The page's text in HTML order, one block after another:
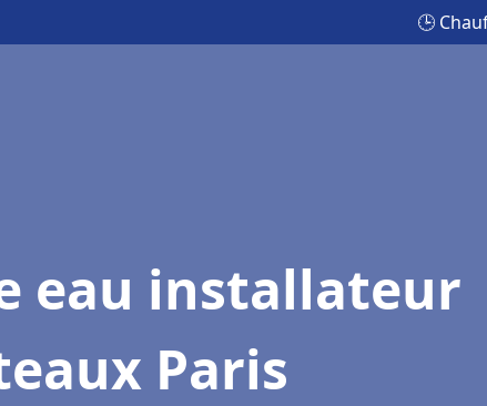
🕒
eau installateur
Paris